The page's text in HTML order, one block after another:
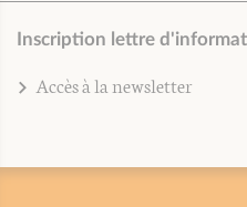
Inscription lettre
Accès à la newsletter